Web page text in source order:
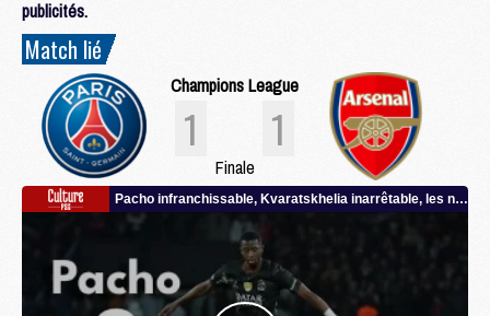
publicités.
Match lié
Champions League
1 1
Finale